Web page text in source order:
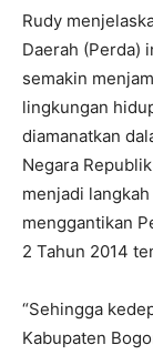
Rudy
Daerah (Perda)
semakin
lingkungan
diamanatkan
Negara
menjadi
menggantikan
2 Tahun 2014
“Sehingga
Kabupaten